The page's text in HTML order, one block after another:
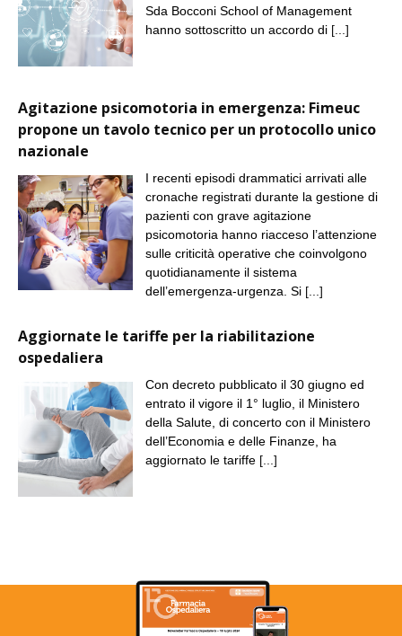
Sda Bocconi School of Management
hanno sottoscritto un accordo di [...]
Agitazione psicomotoria in emergenza: Fimeuc
propone un tavolo tecnico per un protocollo unico
nazionale
I recenti episodi drammatici arrivati alle
cronache registrati durante la gestione di
pazienti con grave agitazione
psicomotoria hanno riacceso l’attenzione
sulle criticità operative che coinvolgono
quotidianamente il sistema
dell’emergenza-urgenza. Si [...]
Aggiornate le tariffe per la riabilitazione
ospedaliera
Con decreto pubblicato il 30 giugno ed
entrato il vigore il 1° luglio, il Ministero
della Salute, di concerto con il Ministero
dell’Economia e delle Finanze, ha
aggiornato le tariffe [...]